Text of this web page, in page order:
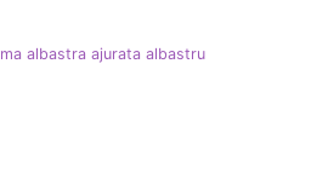
albastra ajurata albastru